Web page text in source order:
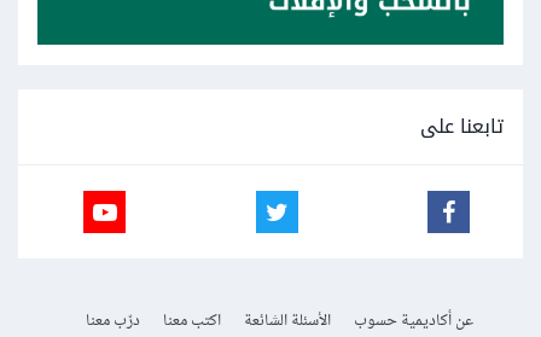
تابعنا على
عن أكاديمية حسوب الأسئلة الشائعة اكتب معنا
درّب معنا